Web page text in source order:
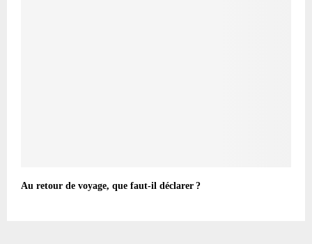
Au retour de voyage, que faut-il déclarer ?